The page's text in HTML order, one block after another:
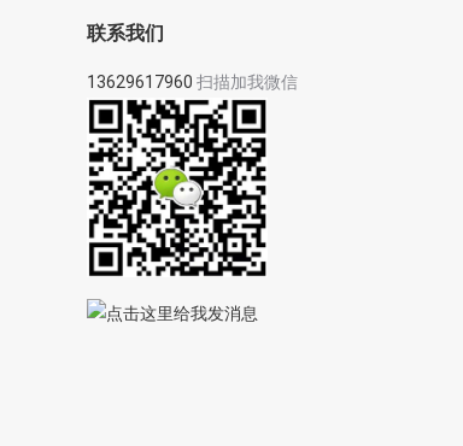
联系我们
13629617960 扫描加我微信